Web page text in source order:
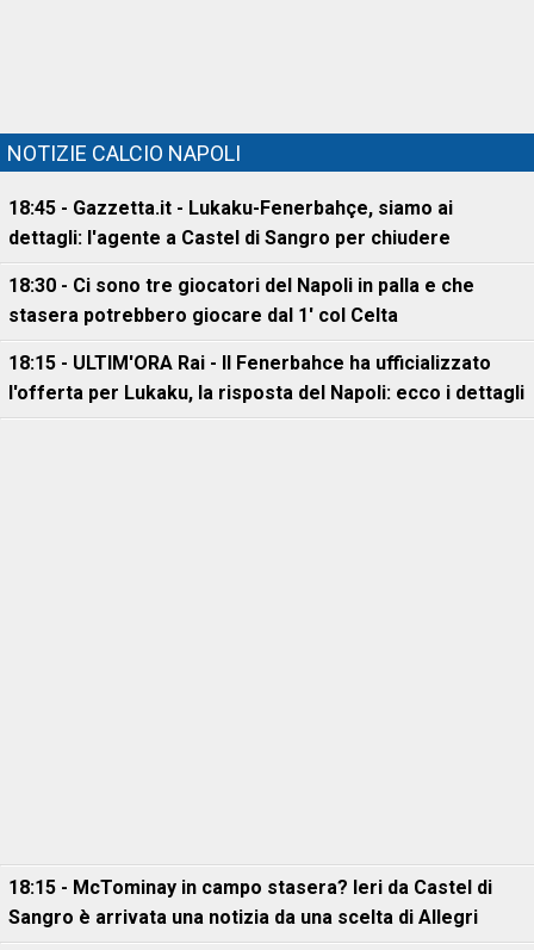
NOTIZIE CALCIO NAPOLI
18:45 - Gazzetta.it - Lukaku-Fenerbahçe, siamo ai
dettagli: l'agente a Castel di Sangro per chiudere
18:30 - Ci sono tre giocatori del Napoli in palla e che
stasera potrebbero giocare dal 1' col Celta
18:15 - ULTIM'ORA Rai - Il Fenerbahce ha ufficializzato
l'offerta per Lukaku, la risposta del Napoli: ecco i dettagli
18:15 - McTominay in campo stasera? Ieri da Castel di
Sangro è arrivata una notizia da una scelta di Allegri